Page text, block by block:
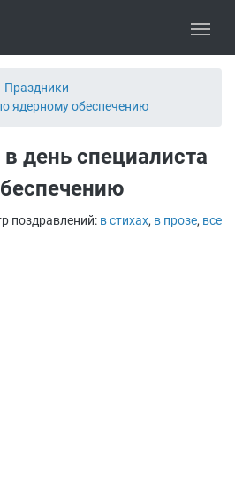
Праздники
ядерному обеспечению
день специалиста
поздравлений: в стихах, в прозе, все